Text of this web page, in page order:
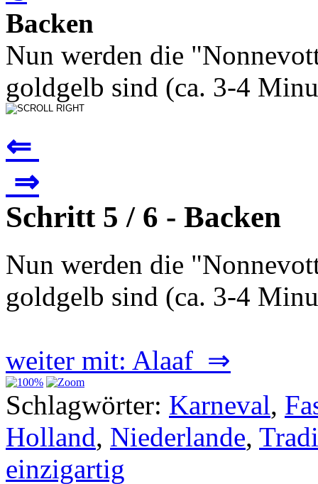
Backen
Nun werden die
goldgelb sind (ca. 3-4
⇐
⇒
Schritt 5 / 6 - Backen
Nun werden die
goldgelb sind (ca. 3-4
weiter mit: Alaaf ⇒
Schlagwörter: Karneval,
Holland, Niederlande,
einzigartig